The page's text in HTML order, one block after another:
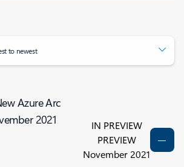
to newest
Azure Arc
2021
IN PREVIEW
PREVIEW
November 2021